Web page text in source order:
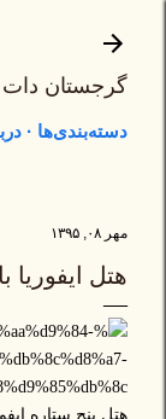
گرجستان
دسته‌بندی‌ها
مهر ۰۸, ۱۳۹۵
هتل ایفوریا